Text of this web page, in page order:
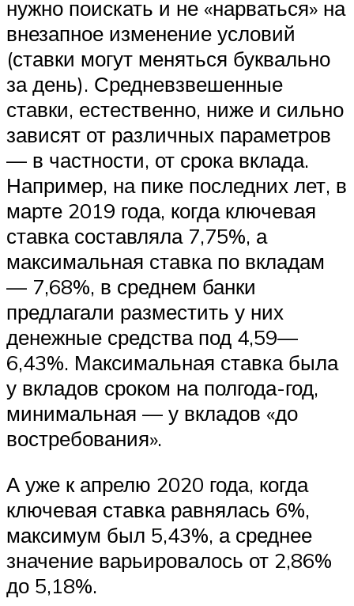
нужно поискать и не «нарваться» на
внезапное изменение условий
(ставки могут меняться буквально
за день). Средневзвешенные
ставки, естественно, ниже и сильно
зависят от различных параметров
— в частности, от срока вклада.
Например, на пике последних лет, в
марте 2019 года, когда ключевая
ставка составляла 7,75%, а
максимальная ставка по вкладам
— 7,68%, в среднем банки
предлагали разместить у них
денежные средства под 4,59—
6,43%. Максимальная ставка была
у вкладов сроком на полгода-год,
минимальная — у вкладов «до
востребования».
А уже к апрелю 2020 года, когда
ключевая ставка равнялась 6%,
максимум был 5,43%, а среднее
значение варьировалось от 2,86%
до 5,18%.